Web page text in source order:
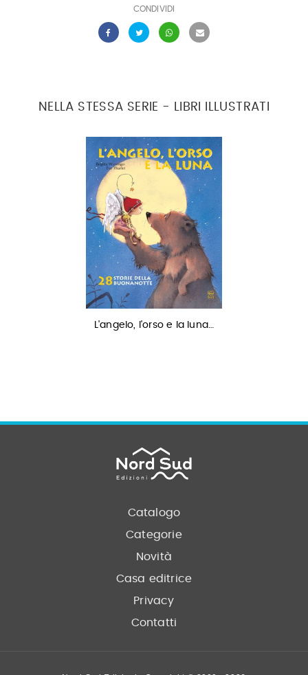
CONDIVIDI
NELLA STESSA SERIE - LIBRI ILLUSTRATI
L'angelo, l'orso e la luna…
Catalogo
Categorie
Novità
Casa editrice
Privacy
Contatti